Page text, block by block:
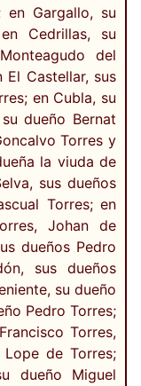
en Gargallo, su
Cedrillas, su
del
El Castellar, sus
en Cubla, su
dueño Bernat
Torres y
la viuda de
sus dueños
Torres; en
Johan de
dueños Pedro
sus dueños
su dueño
Pedro Torres;
Torres,
de Torres;
dueño Miguel